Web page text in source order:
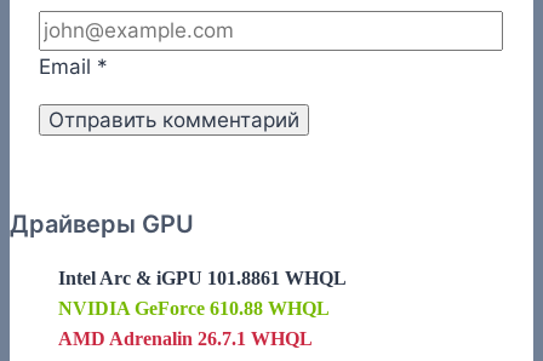
Email *
Драйверы GPU
Intel Arc & iGPU 101.8861 WHQL
NVIDIA GeForce 610.88 WHQL
AMD Adrenalin 26.7.1 WHQL